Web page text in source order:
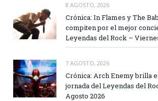
8 AGOSTO, 2026
Crónica: In Flames y The
compiten por el mejor
Leyendas del Rock –
7 AGOSTO, 2026
Crónica: Arch Enemy brilla
jornada del Leyendas del
Agosto 2026